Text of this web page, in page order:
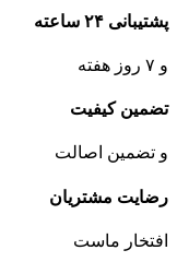
پشتیبانی ۲۴ ساعته
و ۷ روز هفته
تضمین کیفیت
و تضمین اصالت
رضایت مشتریان
افتخار ماست